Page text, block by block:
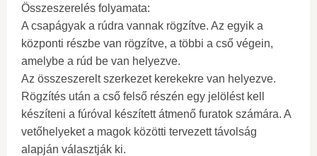
Összeszerelés folyamata:
A csapágyak a rúdra vannak rögzítve. Az egyik a
központi részbe van rögzítve, a többi a cső végein,
amelybe a rúd be van helyezve.
Az összeszerelt szerkezet kerekekre van helyezve.
Rögzítés után a cső felső részén egy jelölést kell
készíteni a fúróval készített átmenő furatok számára. A
vetőhelyeket a magok közötti tervezett távolság
alapján választják ki.